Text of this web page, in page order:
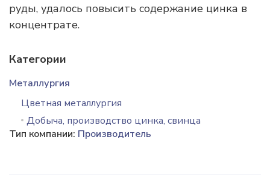
руды, удалось повысить содержание цинка в
концентрате.
Категории
Металлургия
Цветная металлургия
Добыча, производство цинка, свинца
Тип компании: Производитель